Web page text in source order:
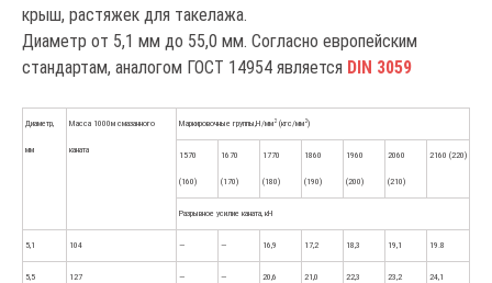
крыш, растяжек для такелажа.
Диаметр от 5,1 мм до 55,0 мм. Согласно европейским
стандартам, аналогом ГОСТ 14954 является DIN 3059
Диаметр,
мм
Масса 1000м смазанного
каната
Маркировочные группы,Н/мм2 (кгс/мм2)
1570
(160)
1670
(170)
1770
(180)
1860
(190)
1960
(200)
2060
(210)
2160 (220)
Разрывное усилие каната, кН
5,1 104 — — 16,9 17,2 18,3 19,1 19.8
5,5 127 — — 20,6 21,0 22,3 23,2 24,1